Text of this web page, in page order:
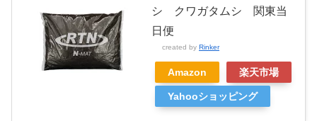
シ クワガタムシ 関東当
日便
created by Rinker
Amazon 楽天市場
Yahooショッピング